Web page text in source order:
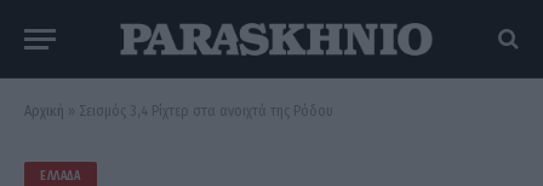
Αρχική » Σεισμός 3,4 Ρίχτερ στα ανοιχτά της Ρόδου
ΕΛΛΆΔΑ